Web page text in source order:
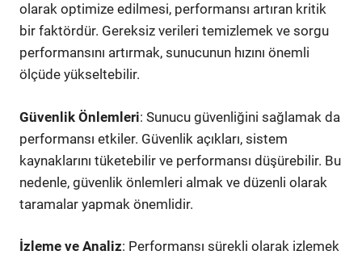
olarak optimize edilmesi, performansı artıran kritik
bir faktördür. Gereksiz verileri temizlemek ve sorgu
performansını artırmak, sunucunun hızını önemli
ölçüde yükseltebilir.
Güvenlik Önlemleri: Sunucu güvenliğini sağlamak da
performansı etkiler. Güvenlik açıkları, sistem
kaynaklarını tüketebilir ve performansı düşürebilir. Bu
nedenle, güvenlik önlemleri almak ve düzenli olarak
taramalar yapmak önemlidir.
İzleme ve Analiz: Performansı sürekli olarak izlemek